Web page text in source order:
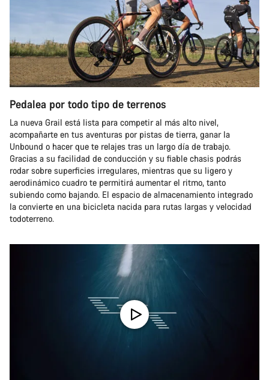
Pedalea por todo tipo de terrenos
La nueva Grail está lista para competir al más alto nivel,
acompañarte en tus aventuras por pistas de tierra, ganar la
Unbound o hacer que te relajes tras un largo día de trabajo.
Gracias a su facilidad de conducción y su fiable chasis podrás
rodar sobre superficies irregulares, mientras que su ligero y
aerodinámico cuadro te permitirá aumentar el ritmo, tanto
subiendo como bajando. El espacio de almacenamiento integrado
la convierte en una bicicleta nacida para rutas largas y velocidad
todoterreno.